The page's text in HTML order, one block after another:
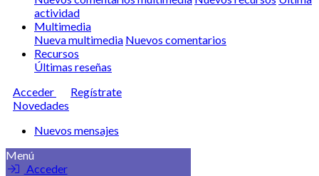
actividad
Multimedia
Nueva multimedia Nuevos comentarios
Recursos
Últimas reseñas
Acceder
Regístrate
Novedades
Nuevos mensajes
Menú
Acceder